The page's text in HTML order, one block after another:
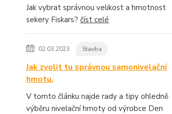
Jak vybrat správnou velikost a hmotnost
sekery Fiskars? číst celé
02.03.2023 Stavba
Jak zvolit tu správnou samonivelační
hmotu.
V tomto článku najde rady a tipy ohledně
výběru nivelační hmoty od výrobce Den